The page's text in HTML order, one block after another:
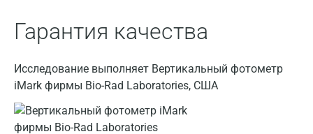
Гарантия качества
Исследование выполняет Вертикальный фотометр
iMark фирмы Bio-Rad Laboratories, США
Нижний Новгород
Альметьевск
Апрелевка